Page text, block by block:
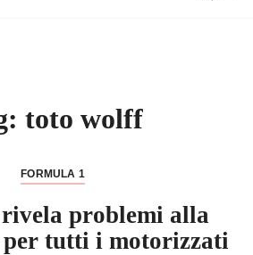
toto wolff
FORMULA 1
rivela problemi alla
tutti i motorizzati